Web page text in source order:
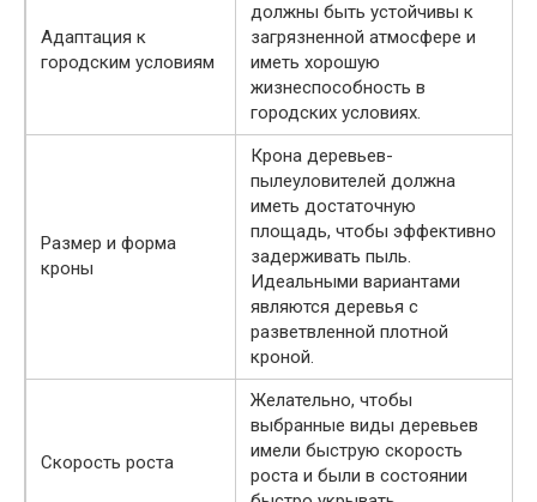
Адаптация к
городским условиям
должны быть устойчивы к
загрязненной атмосфере и
иметь хорошую
жизнеспособность в
городских условиях.
Размер и форма
кроны
Крона деревьев-
пылеуловителей должна
иметь достаточную
площадь, чтобы эффективно
задерживать пыль.
Идеальными вариантами
являются деревья с
разветвленной плотной
кроной.
Скорость роста
Желательно, чтобы
выбранные виды деревьев
имели быструю скорость
роста и были в состоянии